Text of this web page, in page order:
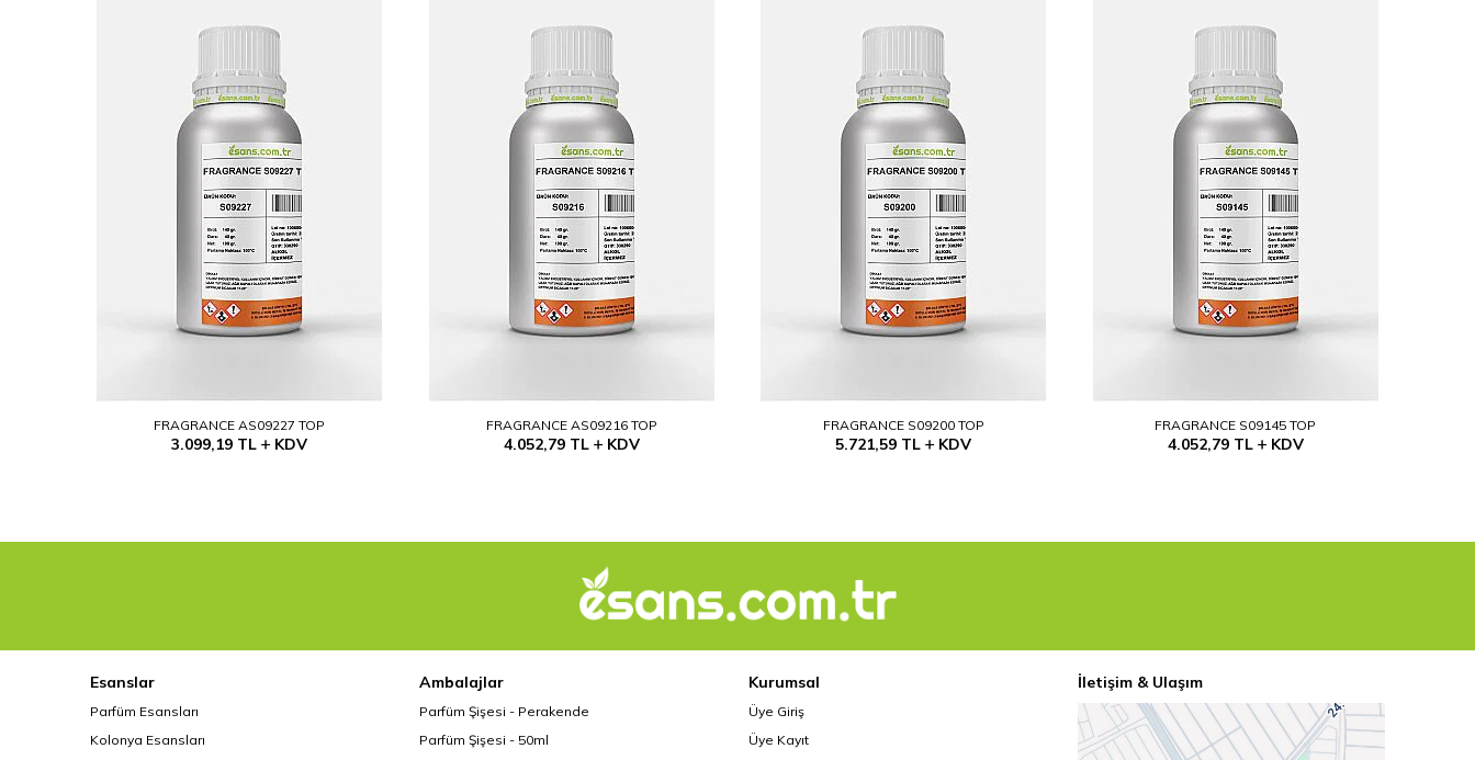
FRAGRANCE AS09227 TOP
3.099,19 TL KDV
FRAGRANCE AS09216 TOP
4.052,79TL KDV
FRAGRANCE S09200 TOP
5.721,59 TL KDV
FRAGRANCE S09145 TOP
4.052,79TL KDV
Esanslar
Parfüm Esansları
Kolonya Esansları
Ambalajlar
Parfüm Şişesi - Perakende
Parfüm Şişesi - 50ml
Kurumsal
Üye Giriş
Üye Kayıt
İletişim & Ulaşım